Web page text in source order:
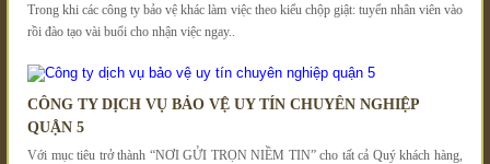
Trong khi các công ty bảo vệ khác làm việc theo kiểu chộp giật: tuyển nhân viên vào
rồi đào tạo vài buổi cho nhận việc ngay..
CÔNG TY DỊCH VỤ BẢO VỆ UY TÍN CHUYÊN NGHIỆP
QUẬN 5
Với mục tiêu trở thành “NƠI GỬI TRỌN NIỀM TIN” cho tất cả Quý khách hàng,